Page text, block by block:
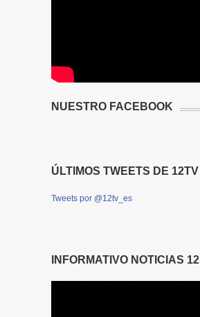
NUESTRO FACEBOOK
ÚLTIMOS TWEETS DE 12TV
Tweets por @12tv_es
INFORMATIVO NOTICIAS 12